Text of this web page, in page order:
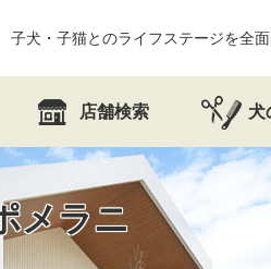
子犬・子猫とのライフステージを全
店舗検索 犬
メラニ